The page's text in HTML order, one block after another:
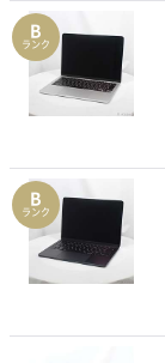
B
ランク
B
ランク